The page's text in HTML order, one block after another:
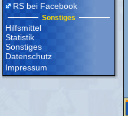
RS bei Facebook
Sonstiges
Hilfsmittel
Statistik
Sonstiges
Datenschutz
Impressum